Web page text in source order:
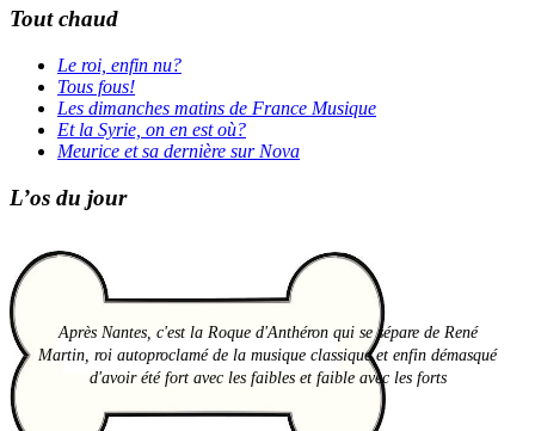
Tout chaud
Le roi, enfin nu?
Tous fous!
Les dimanches matins de France Musique
Et la Syrie, on en est où?
Meurice et sa dernière sur Nova
L’os du jour
Après Nantes, c'est la Roque d'Anthéron qui se sépare de René
Martin, roi autoproclamé de la musique classique et enfin démasqué
d'avoir été fort avec les faibles et faible avec les forts